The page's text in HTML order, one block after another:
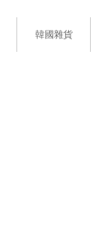
韓國雜貨